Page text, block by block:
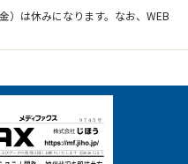
）は休みになります。なお、WEB